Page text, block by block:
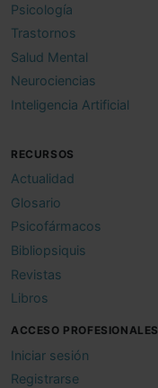
Psicología
Trastornos
Salud Mental
Neurociencias
Inteligencia Artificial
RECURSOS
Actualidad
Glosario
Psicofármacos
Bibliopsiquis
Revistas
Libros
ACCESO PROFESIONALES
Iniciar sesión
Registrarse